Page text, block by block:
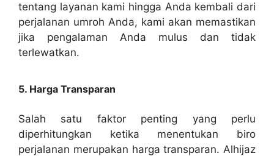
tentang layanan kami hingga Anda kembali dari
perjalanan umroh Anda, kami akan memastikan
jika pengalaman Anda mulus dan tidak
terlewatkan.
5. Harga Transparan
Salah satu faktor penting yang perlu
diperhitungkan ketika menentukan biro
perjalanan merupakan harga transparan. Alhijaz